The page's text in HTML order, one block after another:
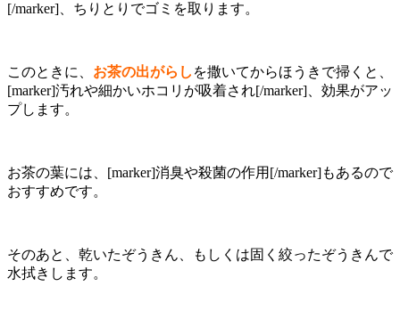
[/marker]、ちりとりでゴミを取ります。
このときに、 お茶の出がらし を撒いてからほうきで掃くと、
[marker]汚れや細かいホコリが吸着され[/marker]、効果がアッ
プします。
お茶の葉には、[marker]消臭や殺菌の作用[/marker]もあるので
おすすめです。
そのあと、乾いたぞうきん、もしくは固く絞ったぞうきんで
水拭きします。